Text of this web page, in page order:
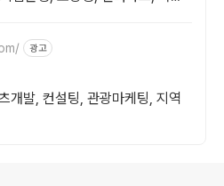
광고
개발, 컨설팅, 관광마케팅, 지역